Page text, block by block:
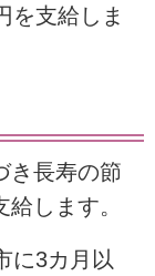
を支給しま
き長寿の節
します。
に3カ月以